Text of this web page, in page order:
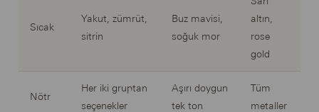
Sıcak
Yakut, zümrüt,
sitrin
Buz mavisi,
soğuk mor
altın,
rose
gold
Nötr
Her iki gruptan
seçenekler
Aşırı doygun
tek ton
Tüm
metaller